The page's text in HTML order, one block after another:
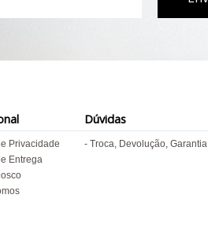
Privacidade
Entrega
Dúvidas
Troca, Devolução, Garantia